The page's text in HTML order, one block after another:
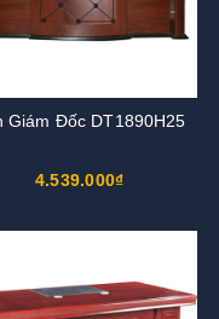
Giám Đốc DT1890H25
4.539.000₫